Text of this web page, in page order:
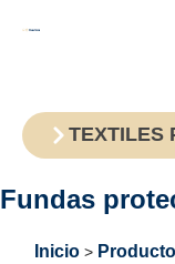
TEXTILES
Fundas
Inicio >